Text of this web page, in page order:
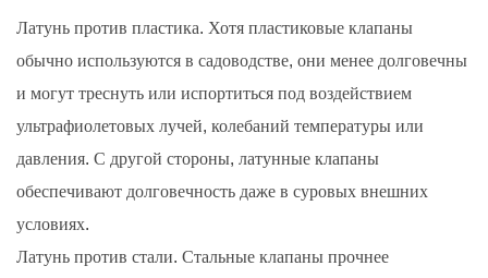
Латунь против пластика. Хотя пластиковые клапаны
обычно используются в садоводстве, они менее долговечны
и могут треснуть или испортиться под воздействием
ультрафиолетовых лучей, колебаний температуры или
давления. С другой стороны, латунные клапаны
обеспечивают долговечность даже в суровых внешних
условиях.
Латунь против стали. Стальные клапаны прочнее